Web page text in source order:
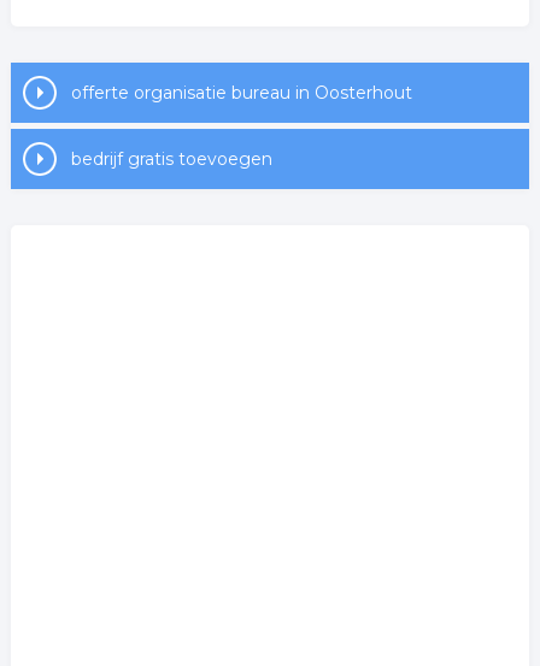
offerte organisatie bureau in Oosterhout
bedrijf gratis toevoegen